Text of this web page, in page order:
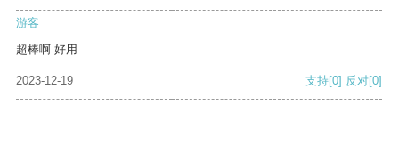
游客
超棒啊 好用
2023-12-19 支持[0] 反对[0]